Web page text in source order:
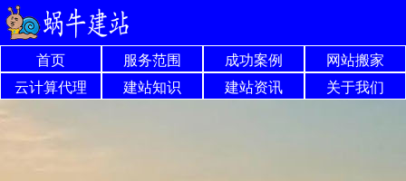
首页 服务范围 成功案例
网站搬家
云计算代理
建站知识 建站资讯 关于我们